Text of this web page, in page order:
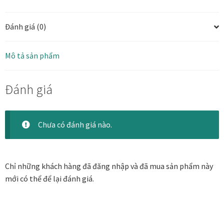
Hoa Xuân – Tranh sơn mài hoa
Kim Mã – Tranh sơn mài dát vàng
Liên Hoa – Tranh hoa sen sơn mài
Reflections by the River
Đánh giá (0)
Mô tả sản phẩm
Đánh giá
Chưa có đánh giá nào.
Chỉ những khách hàng đã đăng nhập và đã mua sản phẩm này
mới có thể để lại đánh giá.